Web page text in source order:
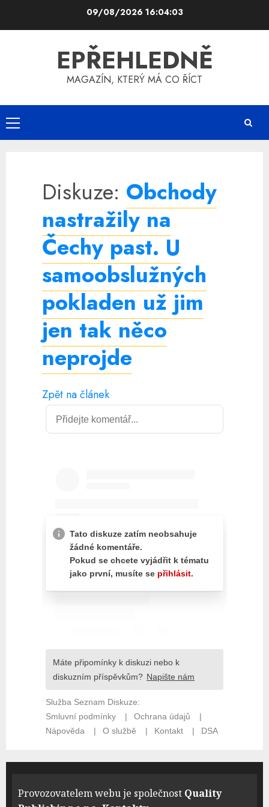
09/08/2026 16:04:04
EPŘEHLEDNĚ
MAGAZÍN, KTERÝ MÁ CO ŘÍCT
Primary
Menu
Diskuze: Obchody
nastražily na
Čechy past. U
samoobslužných
pokladen už jim
jen tak něco
neprojde
Zpět na článek
Provozovatelem webu je společnost Quality